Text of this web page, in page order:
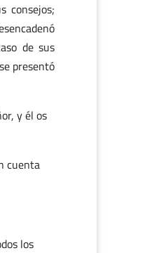
consejos;
de sus
presentó
y él os
cuenta
los